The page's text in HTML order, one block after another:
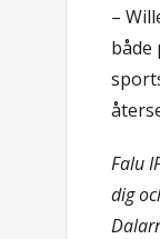
–
både
Falu
dig